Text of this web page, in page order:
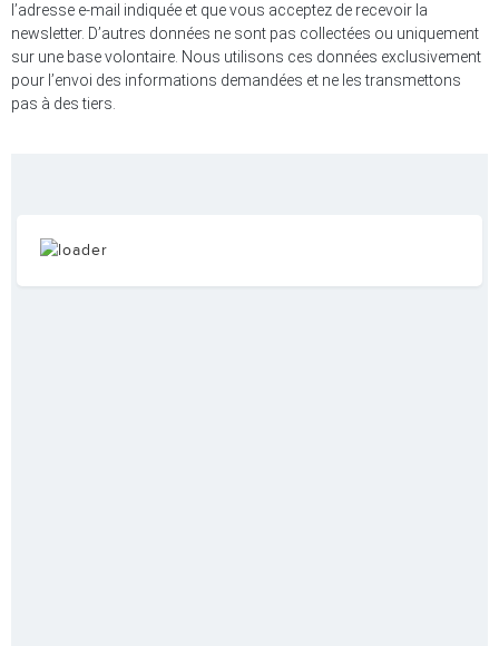
l’adresse e-mail indiquée et que vous acceptez de recevoir la
newsletter. D’autres données ne sont pas collectées ou uniquement
sur une base volontaire. Nous utilisons ces données exclusivement
pour l’envoi des informations demandées et ne les transmettons
pas à des tiers.